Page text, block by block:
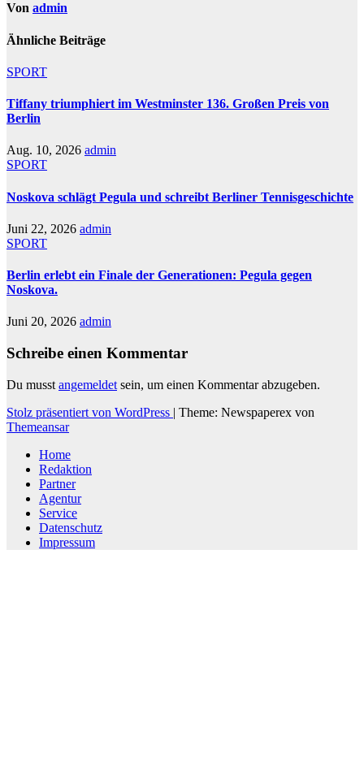
Von admin
Ähnliche Beiträge
SPORT
Tiffany triumphiert im Westminster 136. Großen Preis von
Berlin
Aug. 10, 2026 admin
SPORT
Noskova schlägt Pegula und schreibt Berliner Tennisgeschichte
Juni 22, 2026 admin
SPORT
Berlin erlebt ein Finale der Generationen: Pegula gegen
Noskova.
Juni 20, 2026 admin
Schreibe einen Kommentar
Du musst angemeldet sein, um einen Kommentar abzugeben.
Stolz präsentiert von WordPress | Theme: Newspaperex von
Themeansar
Home
Redaktion
Partner
Agentur
Service
Datenschutz
Impressum